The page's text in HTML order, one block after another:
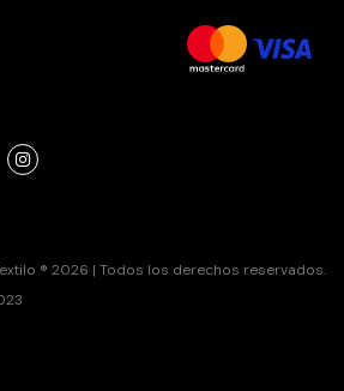
® 2026 | Todos los derechos reservados.